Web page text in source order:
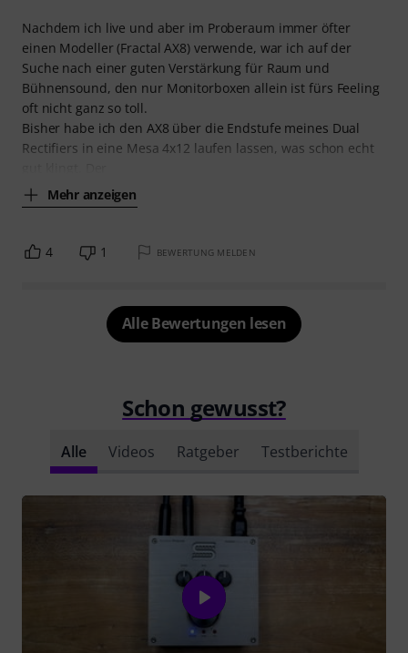
Nachdem ich live und aber im Proberaum immer öfter
einen Modeller (Fractal AX8) verwende, war ich auf der
Suche nach einer guten Verstärkung für Raum und
Bühnensound, den nur Monitorboxen allein ist fürs Feeling
oft nicht ganz so toll.
Bisher habe ich den AX8 über die Endstufe meines Dual
Rectifiers in eine Mesa 4x12 laufen lassen, was schon echt
Mehr anzeigen
4 1 BEWERTUNG MELDEN
Alle Bewertungen lesen
Schon gewusst?
Alle Videos Ratgeber Testberichte